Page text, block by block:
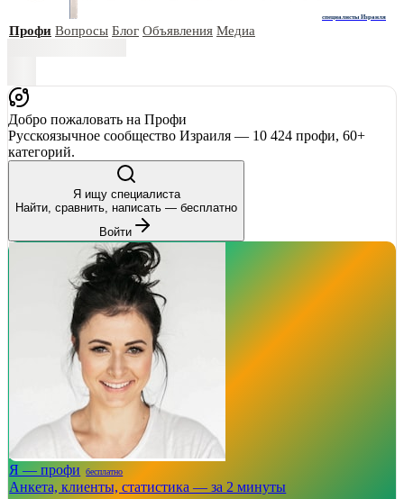
специалисты Израиля
Профи Вопросы Блог Объявления Медиа
Добро пожаловать на Профи
Русскоязычное сообщество Израиля — 10 424 профи, 60+
категорий.
Я ищу специалиста
Найти, сравнить, написать — бесплатно
Войти
Я — профи бесплатно
Анкета, клиенты, статистика — за 2 минуты